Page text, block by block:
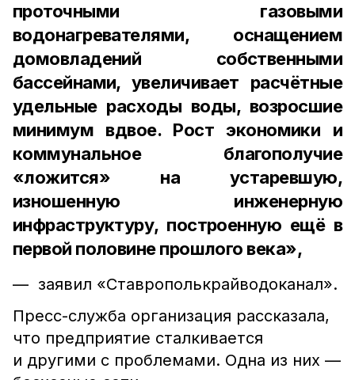
проточными газовыми
водонагревателями, оснащением
домовладений собственными
бассейнами, увеличивает расчётные
удельные расходы воды, возросшие
минимум вдвое. Рост экономики и
коммунальное благополучие
«ложится» на устаревшую,
изношенную инженерную
инфраструктуру, построенную ещё в
первой половине прошлого века»,
— заявил «Ставрополькрайводоканал».
Пресс-служба организация рассказала,
что предприятие сталкивается
и другими с проблемами. Одна из них —